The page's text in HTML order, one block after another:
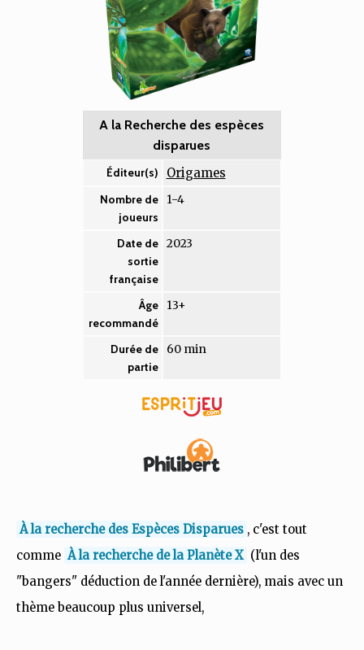
A la Recherche des espèces
disparues
Éditeur(s) Origames
Nombre de
joueurs
1-4
Date de
sortie
française
2023
Âge
recommandé
13+
Durée de
partie
60 min
À la recherche des Espèces Disparues , c'est tout
comme À la recherche de la Planète X (l'un des
"bangers" déduction de l'année dernière), mais avec un
thème beaucoup plus universel,